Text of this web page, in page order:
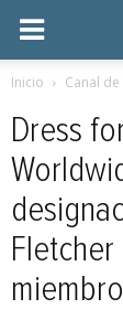
Inicio Canal
Dress